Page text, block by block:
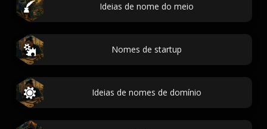
Ideias de nome do meio
Nomes de startup
Ideias de nomes de domínio